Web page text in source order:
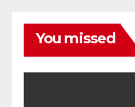
You missed